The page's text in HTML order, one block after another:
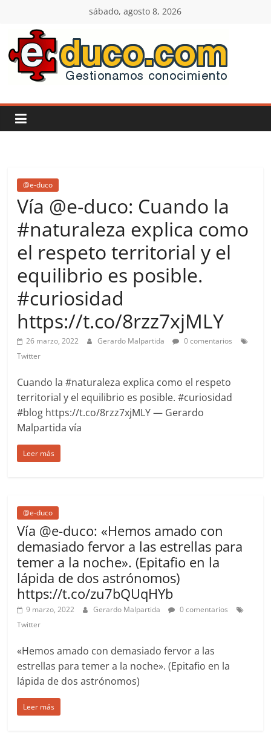
contenido
sábado, agosto 8, 2026
E-
duco:
Gestión
del
Conocimiento
Learn
more.
Do
more.
more.
@e-duco
Vía @e-duco: Cuando la
#naturaleza explica como
el respeto territorial y el
equilibrio es posible.
#curiosidad
https://t.co/8rzz7xjMLY
26 marzo, 2022 Gerardo Malpartida
0 comentarios
Twitter
Cuando la #naturaleza explica como el respeto
territorial y el equilibrio es posible. #curiosidad
#blog https://t.co/8rzz7xjMLY — Gerardo
Malpartida vía
Leer más
@e-duco
Vía @e-duco: «Hemos amado con
demasiado fervor a las estrellas para
temer a la noche». (Epitafio en la
lápida de dos astrónomos)
https://t.co/zu7bQUqHYb
9 marzo, 2022 Gerardo Malpartida
0 comentarios
Twitter
«Hemos amado con demasiado fervor a las
estrellas para temer a la noche». (Epitafio en la
lápida de dos astrónomos)
Leer más